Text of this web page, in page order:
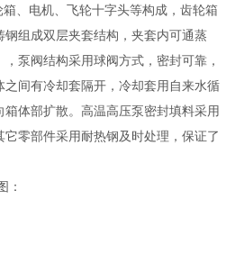
、电机、飞轮十字头等构成，齿轮箱
组成双层夹套结构，夹套内可通蒸
，泵阀结构采用球阀方式，密封可靠，
之间有冷却套隔开，冷却套用自来水循
体部扩散。高温高压泵密封填料采用
它零部件采用耐热钢及时处理，保证了
：